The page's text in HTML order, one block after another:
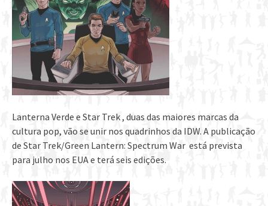
Lanterna Verde e Star Trek , duas das maiores marcas da
cultura pop, vão se unir nos quadrinhos da IDW. A publicação
de Star Trek/Green Lantern: Spectrum War está prevista
para julho nos EUA e terá seis edições.